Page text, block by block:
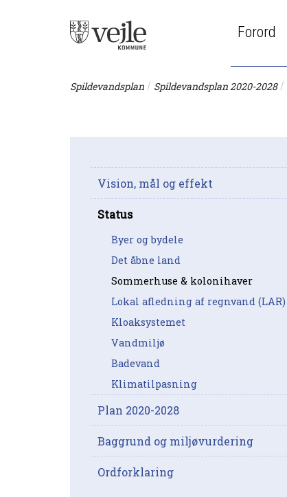
Forord
Spildevandsplan / Spildevandsplan 2020-2028 /
Vision, mål og effekt
Status
Byer og bydele
Det åbne land
Sommerhuse & kolonihaver
Lokal afledning af regnvand (LAR)
Kloaksystemet
Vandmiljø
Badevand
Klimatilpasning
Plan 2020-2028
Baggrund og miljøvurdering
Ordforklaring